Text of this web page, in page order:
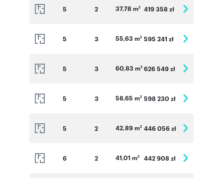
5 2 37,78 m2 419 358 zł
5 3 55,63 m2 595 241 zł
5 3 60,83 m2 626 549 zł
5 3 58,65 m2 598 230 zł
5 2 42,89 m2 446 056 zł
6 2 41,01 m2 442 908 zł